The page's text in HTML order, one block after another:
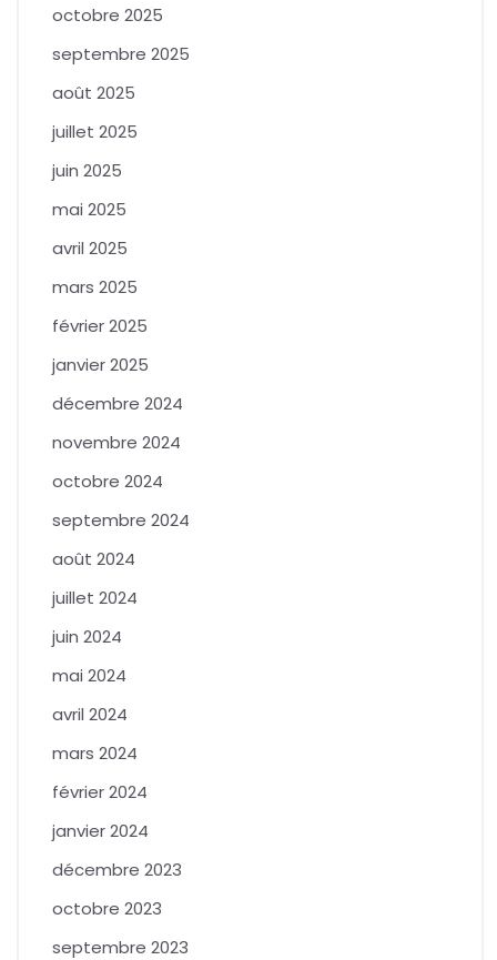
octobre 2025
septembre 2025
août 2025
juillet 2025
juin 2025
mai 2025
avril 2025
mars 2025
février 2025
janvier 2025
décembre 2024
novembre 2024
octobre 2024
septembre 2024
août 2024
juillet 2024
juin 2024
mai 2024
avril 2024
mars 2024
février 2024
janvier 2024
décembre 2023
octobre 2023
septembre 2023